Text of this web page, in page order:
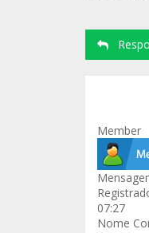
Member
07:27
Nome